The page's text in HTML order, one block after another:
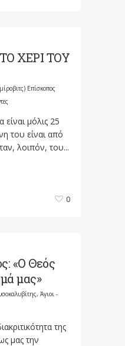
ΧΕΡΙ ΤΟΥ
Επίσκοπος
είναι μόλις 25
του είναι από
λοιπόν, του...
0
«Ο Θεός
μας»
, Άγιοι -
της
μας την